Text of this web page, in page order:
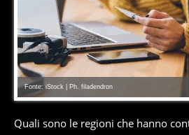
Fonte: iStock | Ph. filadendron
Quali sono le regioni che hanno